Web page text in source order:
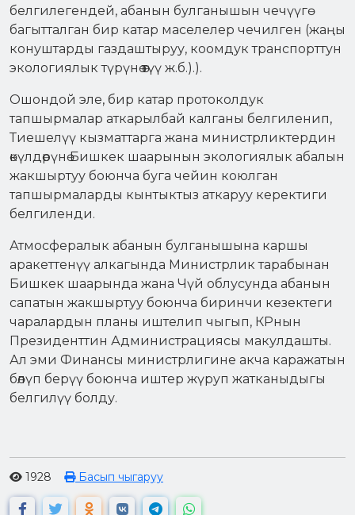
белгилегендей, абанын булганышын чечүүгө
багытталган бир катар маселелер чечилген (жаңы
конуштарды газдаштыруу, коомдук транспорттун
экологиялык түрүнө өтүү ж.б.).).
Ошондой эле, бир катар протоколдук
тапшырмалар аткарылбай калганы белгиленип,
Тиешелүү кызматтарга жана министрликтердин
өкүлдөрүнө Бишкек шаарынын экологиялык абалын
жакшыртуу боюнча буга чейин коюлган
тапшырмаларды кынтыктыз аткаруу керектиги
белгиленди.
Атмосфералык абанын булганышына каршы
аракеттенүү алкагында Министрлик тарабынан
Бишкек шаарында жана Чүй облусунда абанын
сапатын жакшыртуу боюнча биринчи кезектеги
чаралардын планы иштелип чыгып, КРнын
Президенттин Администрациясы макулдашты.
Ал эми Финансы министрлигине акча каражатын
бөлүп берүү боюнча иштер жүруп жатканыдыгы
белгилүү болду.
1928 Басып чыгаруу